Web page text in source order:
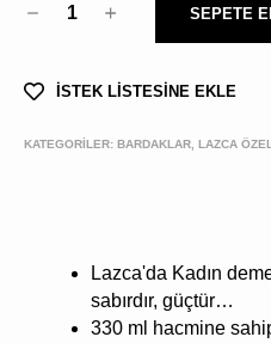
1 SEPETE
İSTEK LİSTESİNE EKLE
KATEGORİLER: BARDAKLAR, LAZCA
Lazca'da Kadın
sabırdır, güçtür…
330 ml hacmine